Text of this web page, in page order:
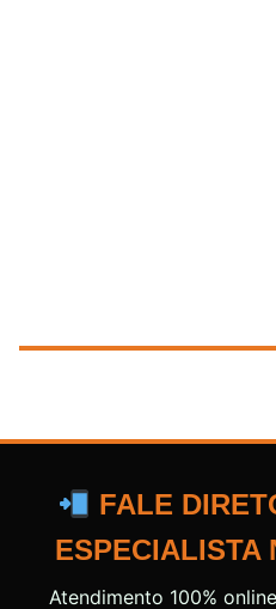
FALE
ESPECIALISTA
Atendimento 100%